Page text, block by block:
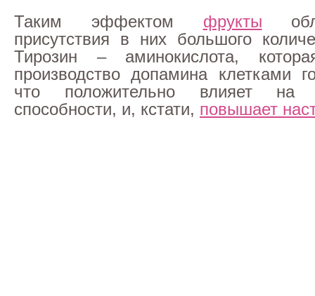
Таким эффектом фрукты
присутствия в них большого
Тирозин – аминокислота,
производство допамина клетками
что положительно влияет на
способности, и, кстати, повышает